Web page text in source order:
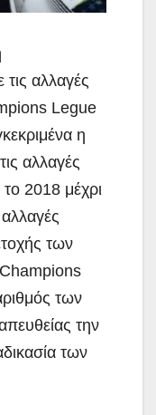
αλλαγές
Legue
η
αλλαγές
2018 μέχρι
των
των
την
των